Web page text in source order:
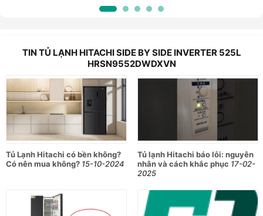
TIN TỦ LẠNH HITACHI SIDE BY SIDE INVERTER 525L
HRSN9552DWDXVN
Tủ Lạnh Hitachi có bền không?
Có nên mua không? 15-10-2024
Tủ lạnh Hitachi báo lỗi: nguyên
nhân và cách khắc phục 17-02-
2025